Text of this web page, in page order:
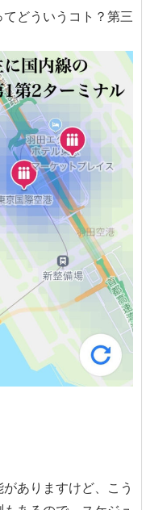
どういうコト？第三
ありますけど、こう